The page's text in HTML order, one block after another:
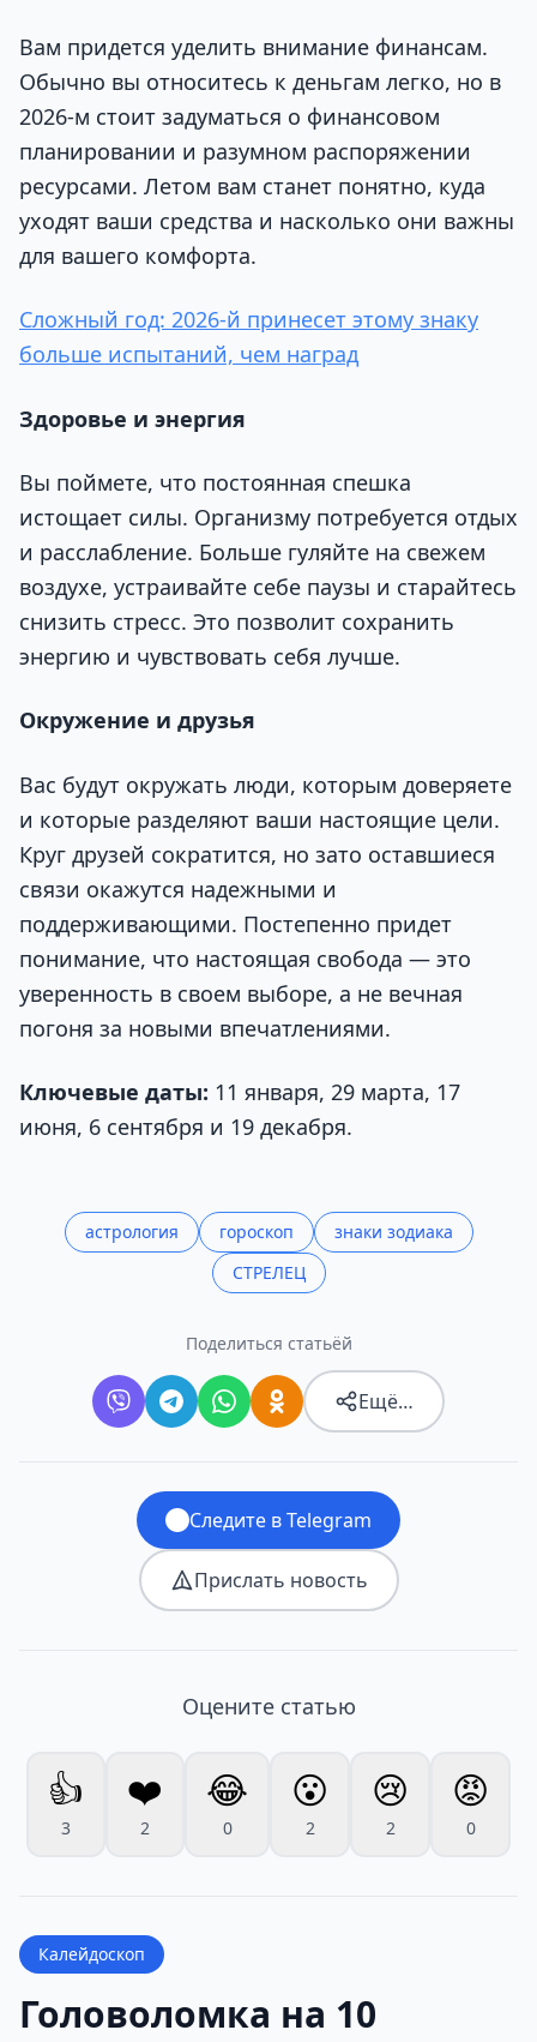
Вам придется уделить внимание финансам.
Обычно вы относитесь к деньгам легко, но в
2026-м стоит задуматься о финансовом
планировании и разумном распоряжении
ресурсами. Летом вам станет понятно, куда
уходят ваши средства и насколько они важны
для вашего комфорта.
Сложный год: 2026-й принесет этому знаку
больше испытаний, чем наград
Здоровье и энергия
Вы поймете, что постоянная спешка
истощает силы. Организму потребуется отдых
и расслабление. Больше гуляйте на свежем
воздухе, устраивайте себе паузы и старайтесь
снизить стресс. Это позволит сохранить
энергию и чувствовать себя лучше.
Окружение и друзья
Вас будут окружать люди, которым доверяете
и которые разделяют ваши настоящие цели.
Круг друзей сократится, но зато оставшиеся
связи окажутся надежными и
поддерживающими. Постепенно придет
понимание, что настоящая свобода — это
уверенность в своем выборе, а не вечная
погоня за новыми впечатлениями.
Ключевые даты: 11 января, 29 марта, 17
июня, 6 сентября и 19 декабря.
астрология гороскоп
знаки зодиака
СТРЕЛЕЦ
Поделиться статьёй
Ещё…
Следите в Telegram
Прислать новость
Оцените статью
👍
3
❤️
2
😂
0
😮
2
😢
2
😡
0
Калейдоскоп
Головоломка на 10